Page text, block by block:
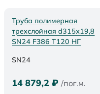
Труба полимерная
трехслойная d315х19,8
SN24 F386 Т120 НГ
SN24
14 879,2 ₽ /пог.м.